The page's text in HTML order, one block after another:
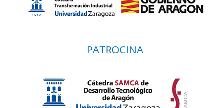
PATROCINA